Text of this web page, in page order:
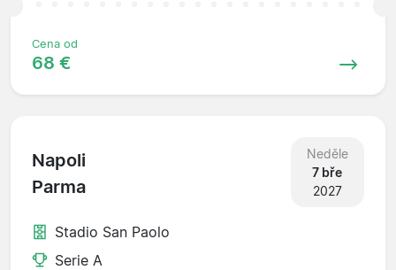
Cena od
68 €
Napoli
Parma
Neděle
7 bře
2027
Stadio San Paolo
Serie A